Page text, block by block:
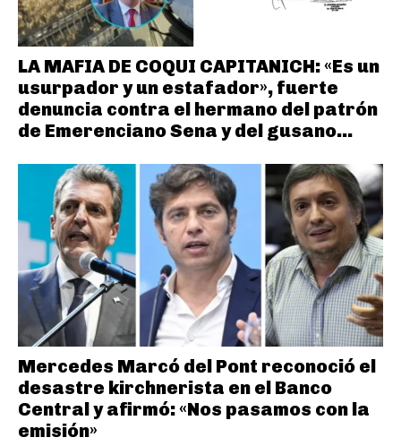
LA MAFIA DE COQUI CAPITANICH: «Es un
usurpador y un estafador», fuerte
denuncia contra el hermano del patrón
de Emerenciano Sena y del gusano...
Mercedes Marcó del Pont reconoció el
desastre kirchnerista en el Banco
Central y afirmó: «Nos pasamos con la
emisión»